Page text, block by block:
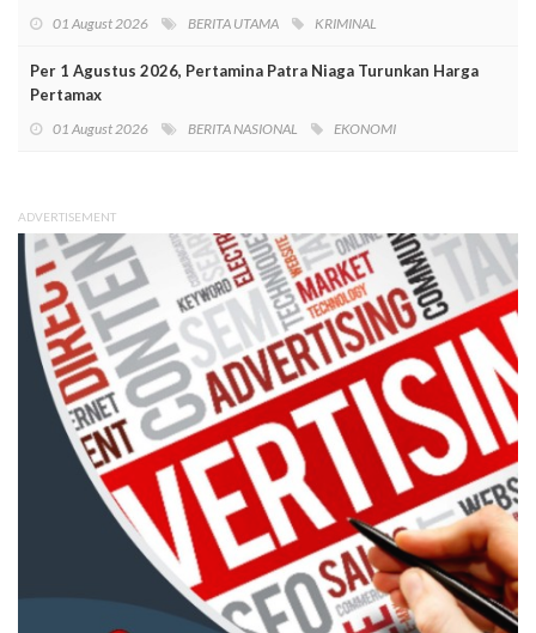
01 August 2026 BERITA UTAMA KRIMINAL
Per 1 Agustus 2026, Pertamina Patra Niaga Turunkan Harga
Pertamax
01 August 2026 BERITA NASIONAL EKONOMI
ADVERTISEMENT